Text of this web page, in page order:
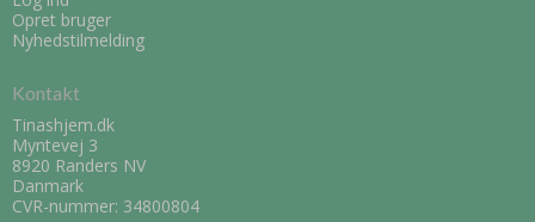
Opret bruger
Nyhedstilmelding
Kontakt
Tinashjem.dk
Myntevej 3
8920 Randers NV
Danmark
CVR-nummer: 34800804